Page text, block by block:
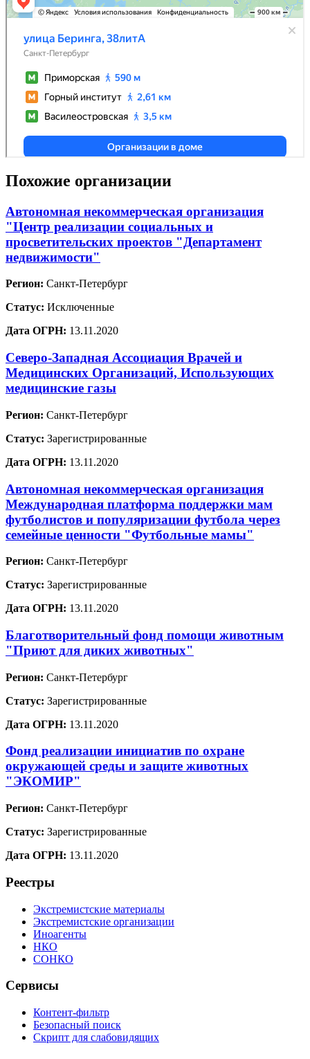
Похожие организации
Автономная некоммерческая организация
"Центр реализации социальных и
просветительских проектов "Департамент
недвижимости"
Регион: Санкт-Петербург
Статус: Исключенные
Дата ОГРН: 13.11.2020
Северо-Западная Ассоциация Врачей и
Медицинских Организаций, Использующих
медицинские газы
Регион: Санкт-Петербург
Статус: Зарегистрированные
Дата ОГРН: 13.11.2020
Автономная некоммерческая организация
Международная платформа поддержки мам
футболистов и популяризации футбола через
семейные ценности "Футбольные мамы"
Регион: Санкт-Петербург
Статус: Зарегистрированные
Дата ОГРН: 13.11.2020
Благотворительный фонд помощи животным
"Приют для диких животных"
Регион: Санкт-Петербург
Статус: Зарегистрированные
Дата ОГРН: 13.11.2020
Фонд реализации инициатив по охране
окружающей среды и защите животных
"ЭКОМИР"
Регион: Санкт-Петербург
Статус: Зарегистрированные
Дата ОГРН: 13.11.2020
Реестры
Экстремистские материалы
Экстремистские организации
Иноагенты
НКО
СОНКО
Сервисы
Контент-фильтр
Безопасный поиск
Скрипт для слабовидящих